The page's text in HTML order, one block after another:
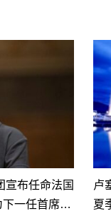
宣布任命法国
下一任首席…
卢
夏